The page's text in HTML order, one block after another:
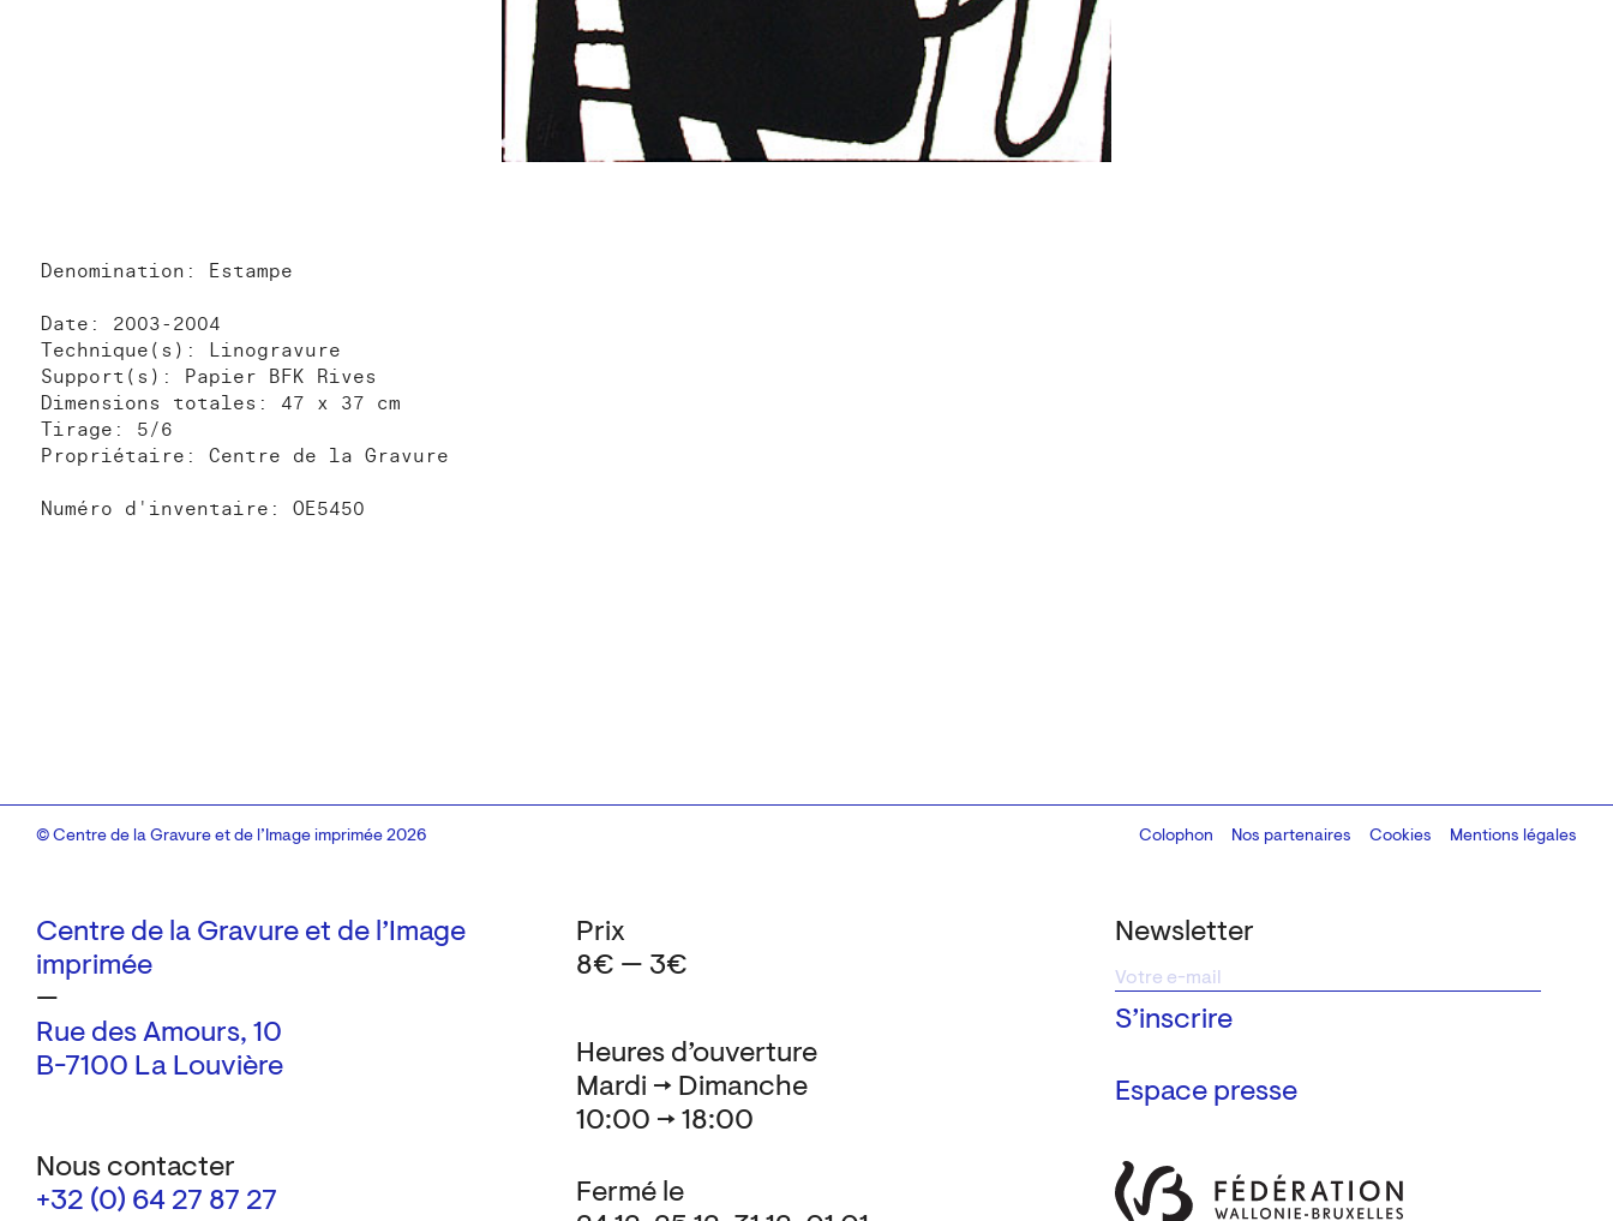
Denomination: Estampe
Date: 2003-2004
Technique(s): Linogravure
Support(s): Papier BFK Rives
Dimensions totales: 47 x 37 cm
Tirage: 5/6
Propriétaire: Centre de la Gravure
Numéro d'inventaire: OE5450
Centre de la Gravure et de l’Image
imprimée
—
Rue des Amours, 10
B-7100 La Louvière
Nous contacter
+32 (0) 64 27 87 27
Newsletter
Espace presse
Heures d’ouverture
Mardi → Dimanche
10:00 → 18:00
Fermé le
Prix
8€ — 3€
© Centre de la Gravure et de l’Image imprimée 2026 Colophon
Design:Marcel Kaczmarek, code:8080.studio
Nos partenaires Cookies Mentions légales